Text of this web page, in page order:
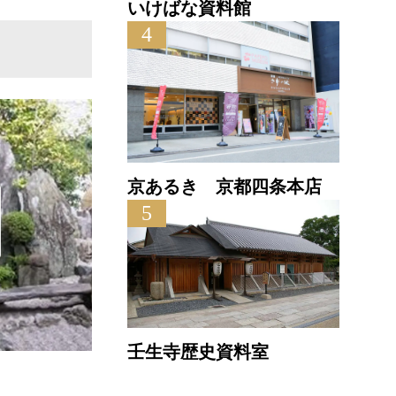
いけばな資料館
4
京あるき 京都四条本店
5
壬生寺歴史資料室